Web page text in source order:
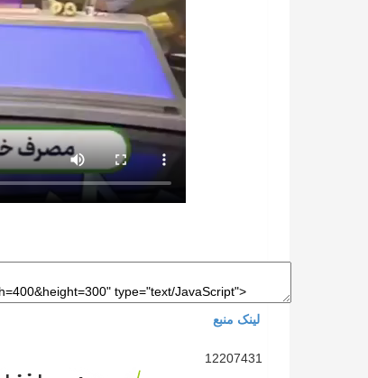
لینک منبع
12207431